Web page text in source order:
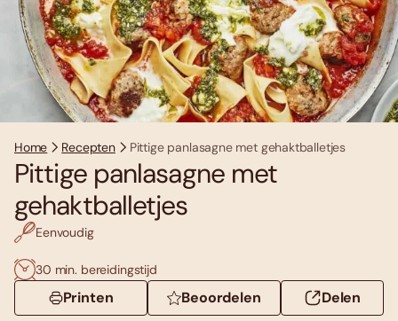
Home Recepten Pittige panlasagne met gehaktballetjes
Pittige panlasagne met
gehaktballetjes
Eenvoudig
30 min. bereidingstijd
Printen Beoordelen Delen